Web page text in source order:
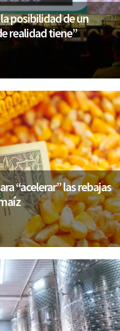
posibilidad de un
realidad tiene”
“acelerar” las rebajas